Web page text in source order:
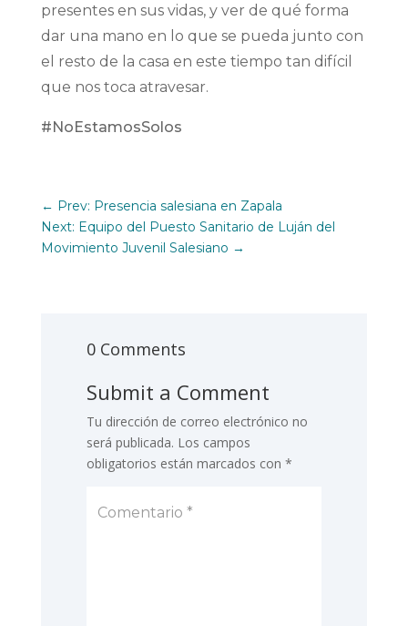
presentes en sus vidas, y ver de qué forma
dar una mano en lo que se pueda junto con
el resto de la casa en este tiempo tan difícil
que nos toca atravesar.
#NoEstamosSolos
← Prev: Presencia salesiana en Zapala
Next: Equipo del Puesto Sanitario de Luján del
Movimiento Juvenil Salesiano →
0 Comments
Submit a Comment
Tu dirección de correo electrónico no
será publicada. Los campos
obligatorios están marcados con *